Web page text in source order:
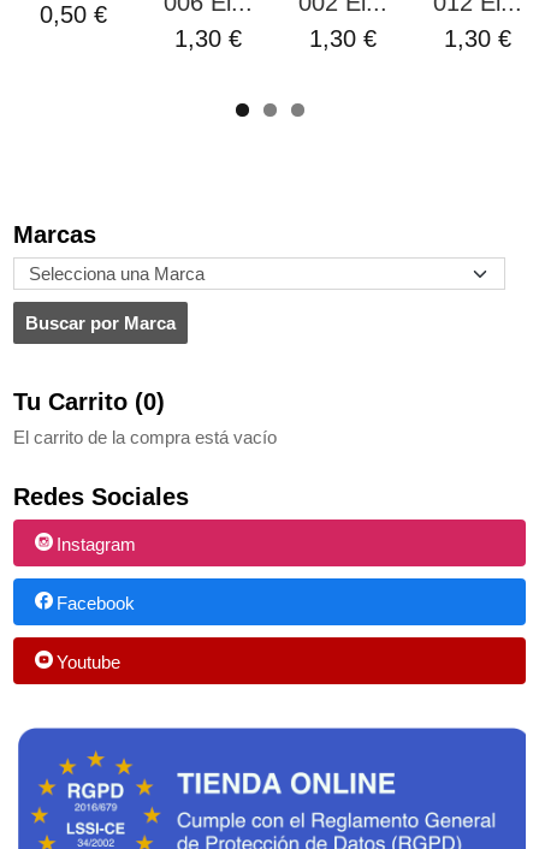
Marcas
Tu Carrito (0)
El carrito de la compra está vacío
Redes Sociales
Instagram
Facebook
Youtube
0,50 €
1,30 €
1,30 €
1,30 €